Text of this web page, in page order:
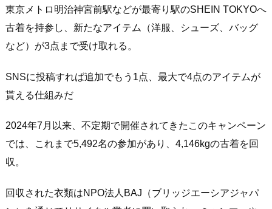
東京メトロ明治神宮前駅などが最寄り駅のSHEIN TOKYOへ
古着を持参し、新たなアイテム（洋服、シューズ、バッグ
など）が3点まで受け取れる。
SNSに投稿すれば追加でもう1点、最大で4点のアイテムが
貰える仕組みだ
2024年7月以来、不定期で開催されてきたこのキャンペーン
では、これまで5,492名の参加があり、4,146kgの古着を回
収。
回収された衣類はNPO法人BAJ（ブリッジエーシアジャパ